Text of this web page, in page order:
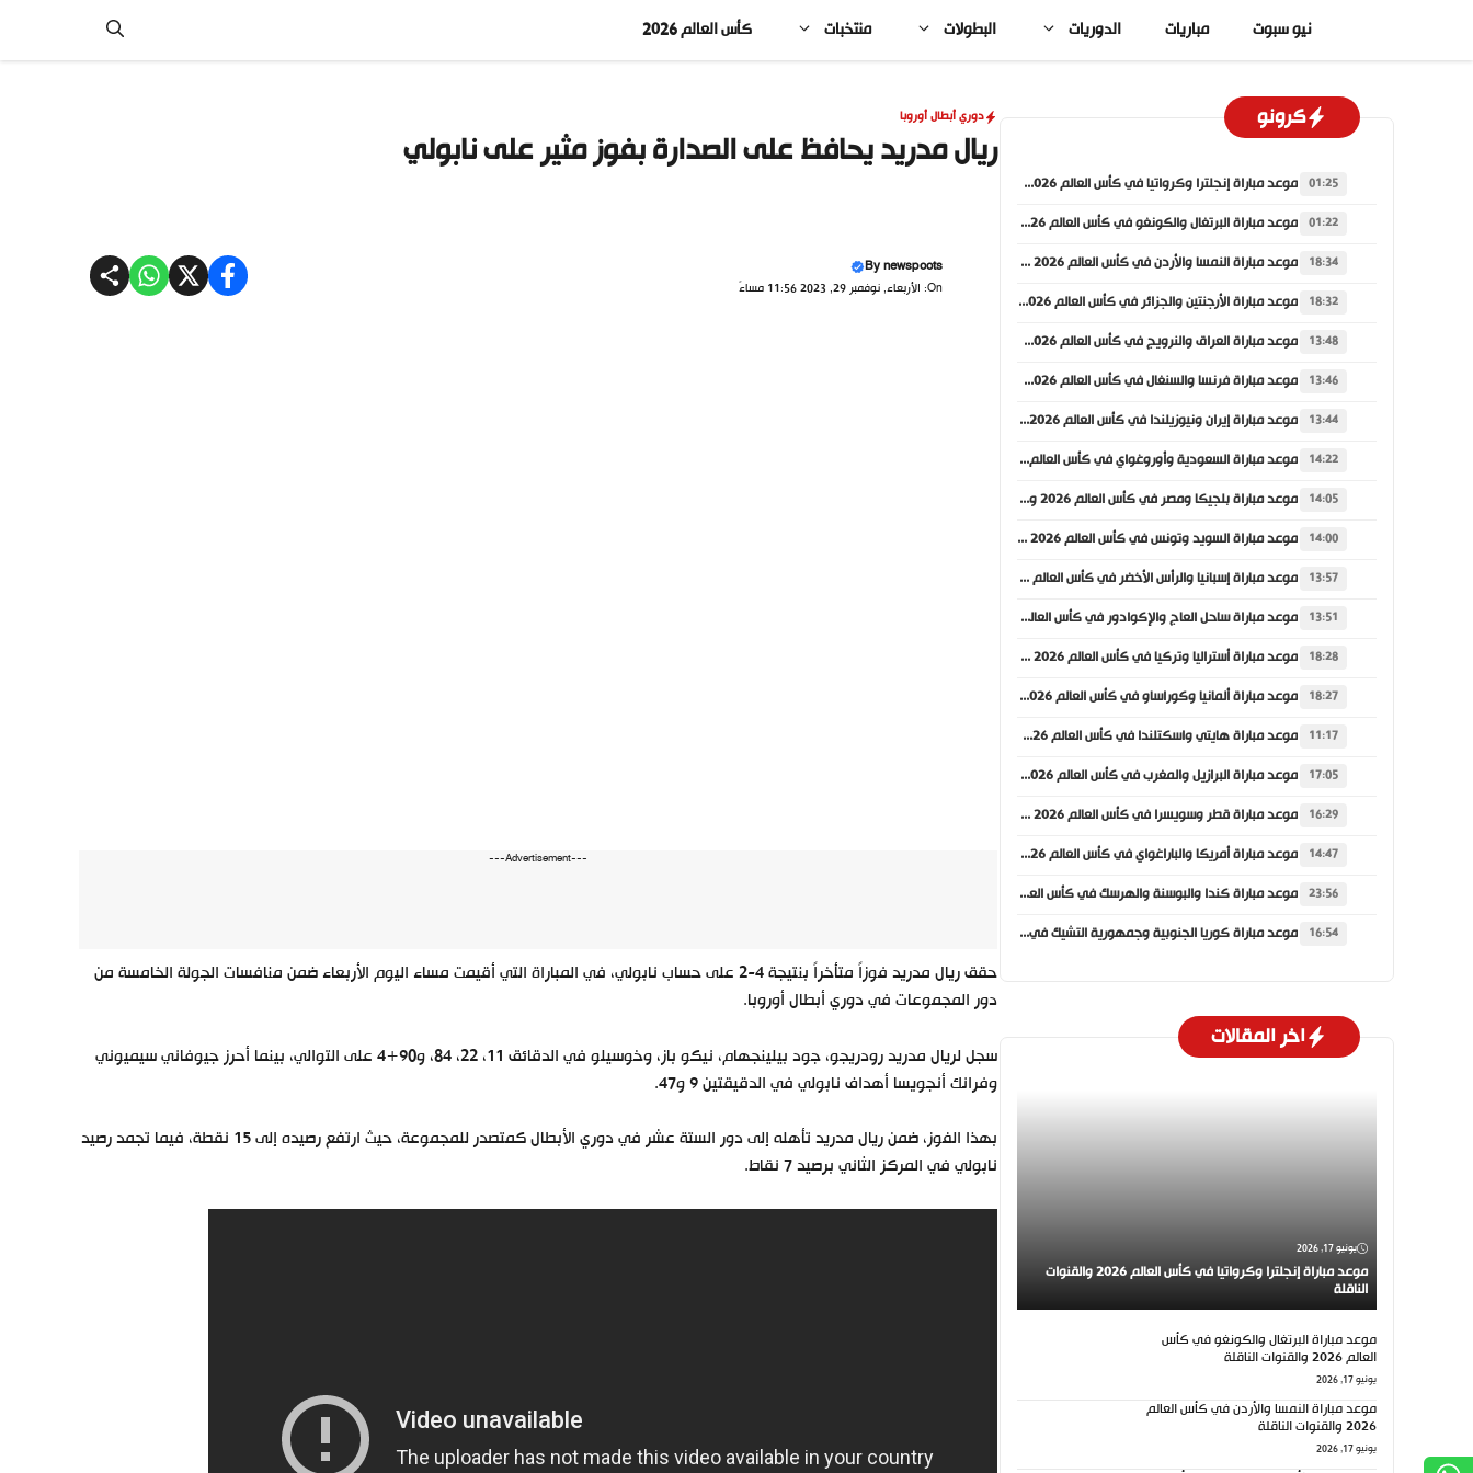
المحتوى
نيو سبوت مباريات الدوريات البطولات منتخبات كأس العالم 2026
دوري أبطال أوروبا
ريال مدريد يحافظ على الصدارة بفوز مثير على نابولي
Bynewspoots
On: الأربعاء, نوفمبر 29, 2023 11:56 مساءً
---Advertisement---
حقق ريال مدريد فوزاً متأخراً بنتيجة 4-2 على حساب نابولي، في المباراة التي أقيمت مساء اليوم الأربعاء ضمن منافسات الجولة الخامسة من
دور المجموعات في دوري أبطال أوروبا.
سجل لريال مدريد رودريجو، جود بيلينجهام، نيكو باز، وخوسيلو في الدقائق 11، 22، 84، و90+4 على التوالي، بينما أحرز جيوفاني سيميوني
وفرانك أنجويسا أهداف نابولي في الدقيقتين 9 و47.
بهذا الفوز، ضمن ريال مدريد تأهله إلى دور الستة عشر في دوري الأبطال كمتصدر للمجموعة، حيث ارتفع رصيده إلى 15 نقطة، فيما تجمد رصيد
نابولي في المركز الثاني برصيد 7 نقاط.
كرونو
01:25 موعد مباراة إنجلترا وكرواتيا في كأس العالم 2026 والقنوات الناقلة
01:22 موعد مباراة البرتغال والكونغو في كأس العالم 2026 والقنوات الناقلة
18:34 موعد مباراة النمسا والأردن في كأس العالم 2026 والقنوات الناقلة
18:32 موعد مباراة الأرجنتين والجزائر في كأس العالم 2026 والقنوات الناقلة
13:48 موعد مباراة العراق والنرويج في كأس العالم 2026 والقنوات الناقلة
13:46 موعد مباراة فرنسا والسنغال في كأس العالم 2026 والقنوات الناقلة
13:44 موعد مباراة إيران ونيوزيلندا في كأس العالم 2026 والقنوات الناقلة
14:22 موعد مباراة السعودية وأوروغواي في كأس العالم 2026 والقنوات الناقلة
14:05 موعد مباراة بلجيكا ومصر في كأس العالم 2026 والقنوات الناقلة
14:00 موعد مباراة السويد وتونس في كأس العالم 2026 والقنوات الناقلة
13:57 موعد مباراة إسبانيا والرأس الأخضر في كأس العالم 2026 والقنوات الناقلة
13:51 موعد مباراة ساحل العاج والإكوادور في كأس العالم 2026 والقنوات الناقلة
18:28 موعد مباراة أستراليا وتركيا في كأس العالم 2026 والقنوات الناقلة
18:27 موعد مباراة ألمانيا وكوراساو في كأس العالم 2026 والقنوات الناقلة
11:17 موعد مباراة هايتي واسكتلندا في كأس العالم 2026 والقنوات الناقلة
17:05 موعد مباراة البرازيل والمغرب في كأس العالم 2026 والقنوات الناقلة
16:29 موعد مباراة قطر وسويسرا في كأس العالم 2026 والقنوات الناقلة
14:47 موعد مباراة أمريكا والباراغواي في كأس العالم 2026 والقنوات الناقلة
23:56 موعد مباراة كندا والبوسنة والهرسك في كأس العالم 2026 والقنوات الناقلة
16:54 موعد مباراة كوريا الجنوبية وجمهورية التشيك في كأس العالم 2026 والقنوات الناقلة
اخر المقالات
يونيو 17, 2026
موعد مباراة إنجلترا وكرواتيا في كأس العالم 2026 والقنوات
الناقلة
موعد مباراة البرتغال والكونغو في كأس
العالم 2026 والقنوات الناقلة
يونيو 17, 2026
موعد مباراة النمسا والأردن في كأس العالم
2026 والقنوات الناقلة
يونيو 17, 2026